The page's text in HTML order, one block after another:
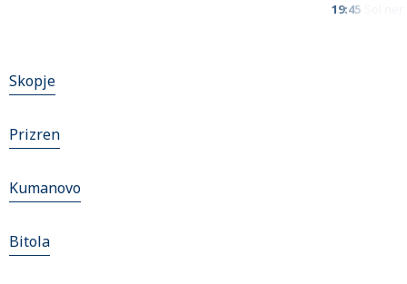
19:45
Skopje
Prizren
Kumanovo
Bitola